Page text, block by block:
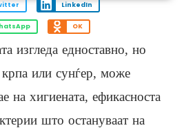
LinkedIn
OK
изгледа едноставно, но
или сунѓер, може
на хигиената, ефикасноста
што остануваат на